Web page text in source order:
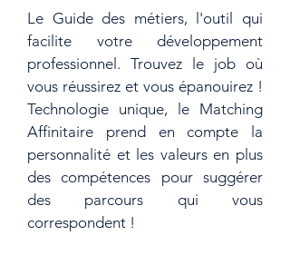
Le Guide des métiers, l'outil qui
facilite votre développement
professionnel. Trouvez le job où
vous réussirez et vous épanouirez !
Technologie unique, le Matching
Affinitaire prend en compte la
personnalité et les valeurs en plus
des compétences pour suggérer
des parcours qui vous
correspondent !